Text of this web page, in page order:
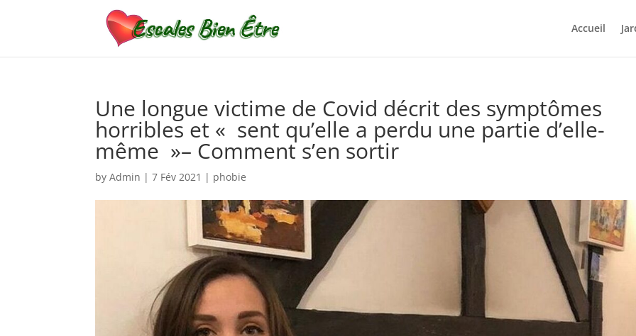
Accueil
Une longue victime de Covid décrit des symptômes
horribles et « sent qu’elle a perdu une partie d’elle-
même »– Comment s’en sortir
byAdmin |7 Fév 2021 | phobie